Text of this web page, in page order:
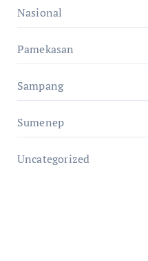
Nasional
Pamekasan
Sampang
Sumenep
Uncategorized